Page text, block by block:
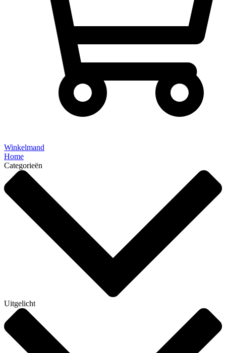
Winkelmand
Home
Categorieën
Uitgelicht